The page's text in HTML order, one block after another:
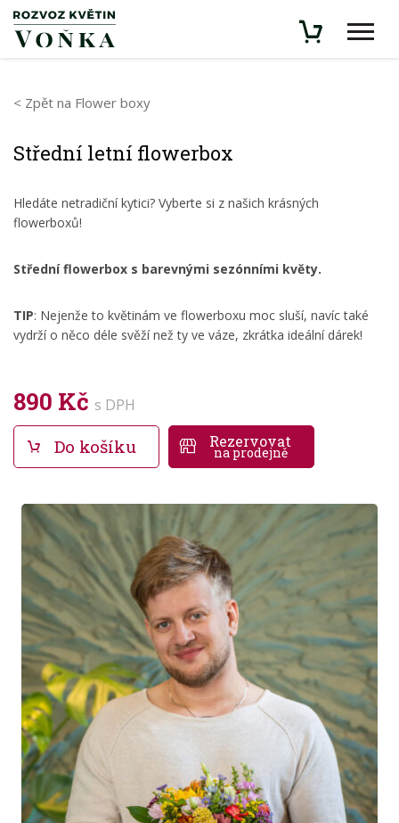
< Zpět na Flower boxy
Střední letní flowerbox
Hledáte netradiční kytici? Vyberte si z našich krásných
flowerboxů!
Střední flowerbox s barevnými sezónními květy.
TIP: Nejenže to květinám ve flowerboxu moc sluší, navíc také
vydrží o něco déle svěží než ty ve váze, zkrátka ideální dárek!
890 Kč s DPH
Do košíku Rezervovat
na prodejně